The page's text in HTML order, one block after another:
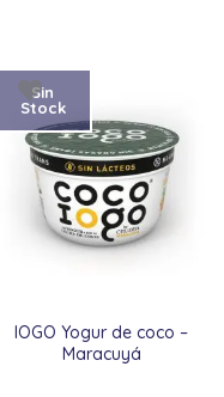
IOGO Yogur de coco –
Maracuyá
Sin
Stock